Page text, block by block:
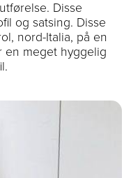
Disse
og satsing. Disse
nord-Italia, på en
en meget hyggelig